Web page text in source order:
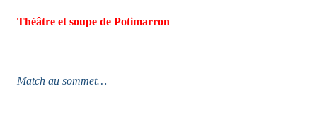
Théâtre et soupe de Potimarron
Match au sommet…